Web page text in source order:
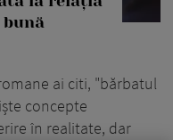
ai citi, "bărbatul
concepte
în realitate, dar